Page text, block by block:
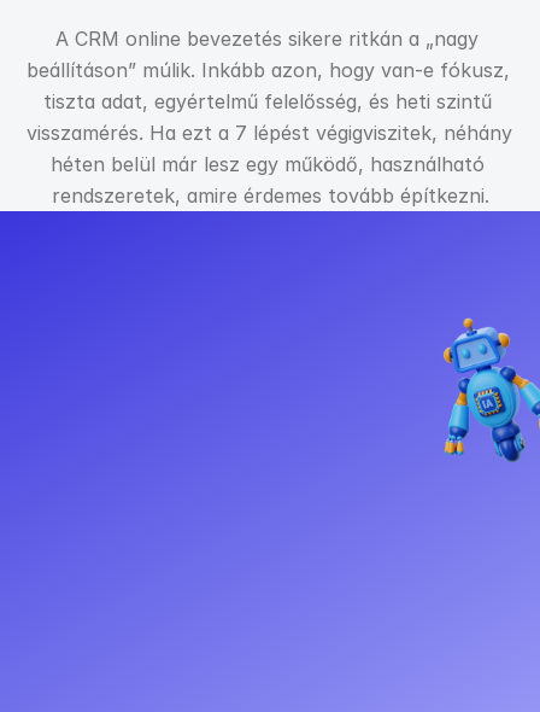
A CRM online bevezetés sikere ritkán a „nagy
beállításon” múlik. Inkább azon, hogy van-e fókusz,
tiszta adat, egyértelmű felelősség, és heti szintű
visszamérés. Ha ezt a 7 lépést végigviszitek, néhány
héten belül már lesz egy működő, használható
rendszeretek, amire érdemes tovább építkezni.